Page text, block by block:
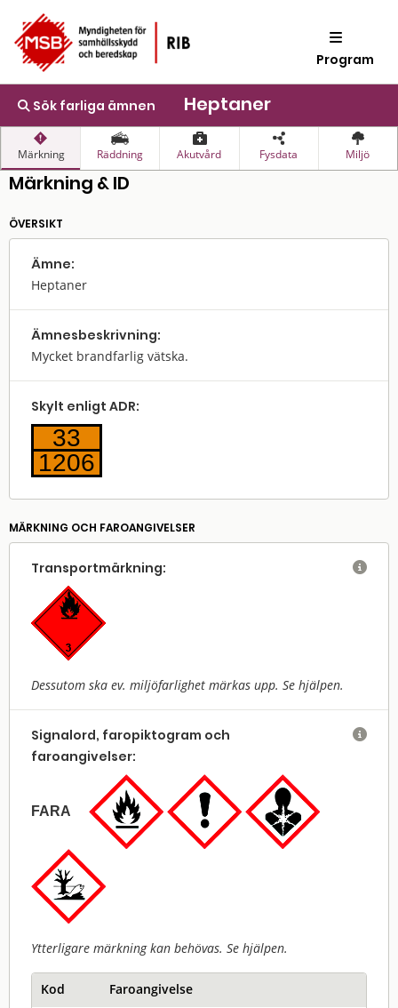
Program
Sök farliga ämnen Heptaner
Märkning Räddning Akutvård Fysdata Miljö
Märkning & ID
ÖVERSIKT
Ämne:
Heptaner
Ämnes­beskrivning:
Mycket brandfarlig vätska.
Skylt enligt ADR:
33
1206
MÄRKNING OCH FAROANGIVELSER
Transport­märkning:
Dessutom ska ev. miljöfarlighet märkas upp. Se hjälpen.

Signalord, faropiktogram och
faroangivelser:
FARA
Ytterligare märkning kan behövas. Se hjälpen.

Kod
Faroangivelse